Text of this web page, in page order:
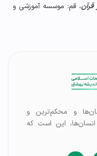
، قم: موسسه آموزشی و
و محکم‌ترین و
انسان‌ها، این است که